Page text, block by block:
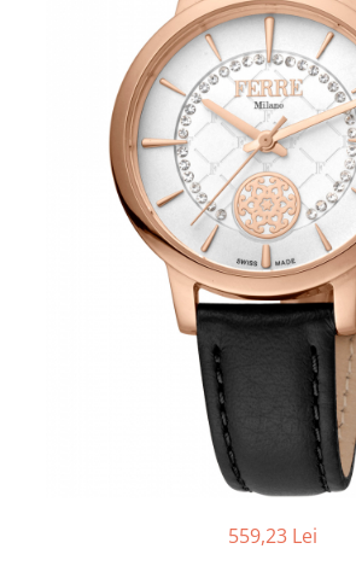
559,23 Lei